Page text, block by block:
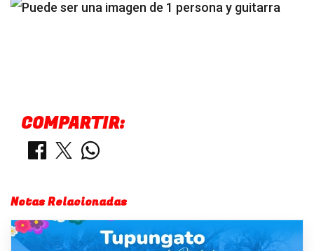
COMPARTIR:
Notas Relacionadas